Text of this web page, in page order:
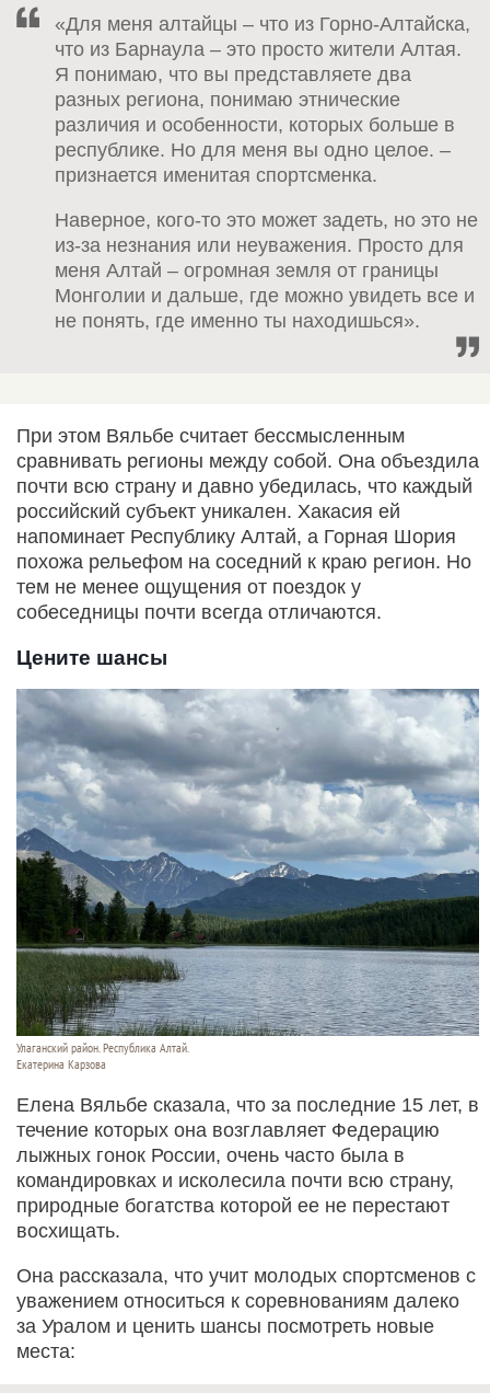
«Для меня алтайцы – что из Горно-Алтайска,
что из Барнаула – это просто жители Алтая.
Я понимаю, что вы представляете два
разных региона, понимаю этнические
различия и особенности, которых больше в
республике. Но для меня вы одно целое. –
признается именитая спортсменка.
Наверное, кого-то это может задеть, но это не
из-за незнания или неуважения. Просто для
меня Алтай – огромная земля от границы
Монголии и дальше, где можно увидеть все и
не понять, где именно ты находишься».
При этом Вяльбе считает бессмысленным
сравнивать регионы между собой. Она объездила
почти всю страну и давно убедилась, что каждый
российский субъект уникален. Хакасия ей
напоминает Республику Алтай, а Горная Шория
похожа рельефом на соседний к краю регион. Но
тем не менее ощущения от поездок у
собеседницы почти всегда отличаются.
Цените шансы
Улаганский район. Республика Алтай.
Екатерина Карзова
Елена Вяльбе сказала, что за последние 15 лет, в
течение которых она возглавляет Федерацию
лыжных гонок России, очень часто была в
командировках и исколесила почти всю страну,
природные богатства которой ее не перестают
восхищать.
Она рассказала, что учит молодых спортсменов с
уважением относиться к соревнованиям далеко
за Уралом и ценить шансы посмотреть новые
места: